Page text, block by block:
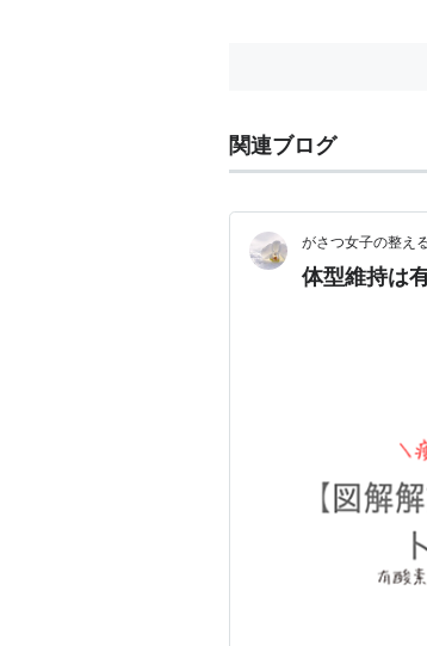
関連ブログ
がさつ女子の整え
体型維持は